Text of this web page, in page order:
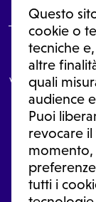
Questo
cookie o
tecniche
altre
quali
audience
Puoi
revocare il
momento,
tutti i
Le informazioni
In nessun caso,
visita o una
le informazioni
una diagnosi, la
sospensione di
Condizioni